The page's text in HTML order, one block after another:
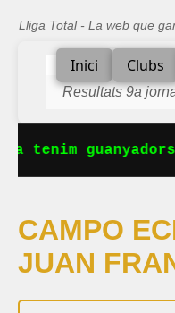
Lliga Total - La web que
Inici Clubs
Resultats 9a
tenim
CAMPO
JUAN